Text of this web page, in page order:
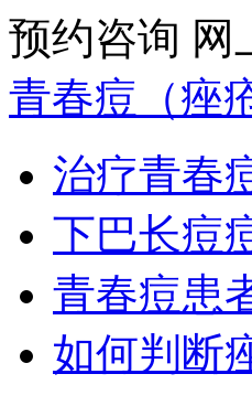
预约咨询 网
青春痘（痤
治疗青春
下巴长痘
青春痘患
如何判断